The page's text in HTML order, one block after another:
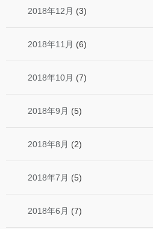
2018年12月 (3)
2018年11月 (6)
2018年10月 (7)
2018年9月 (5)
2018年8月 (2)
2018年7月 (5)
2018年6月 (7)